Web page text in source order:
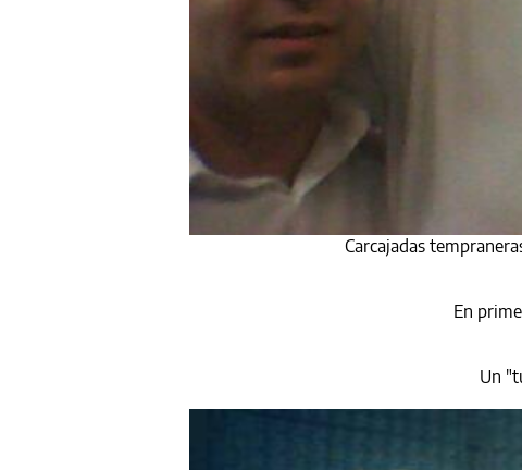
Carcajadas
En
Un